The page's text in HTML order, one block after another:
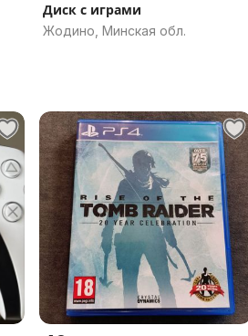
Диск с играми
Жодино, Минская обл.